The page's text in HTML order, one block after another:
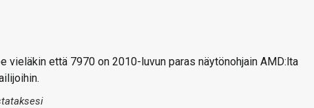
vieläkin että 7970 on 2010-luvun paras näytönohjain AMD:lta